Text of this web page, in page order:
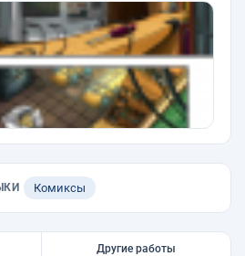
Комиксы
Другие работы